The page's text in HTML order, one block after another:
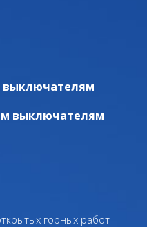
выключателям
выключателям
горных работ